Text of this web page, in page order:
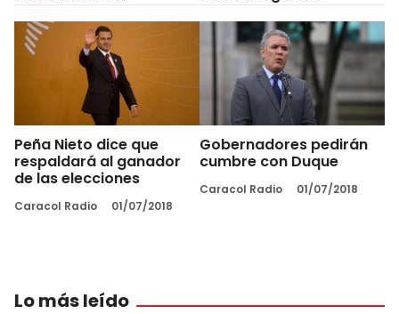
Peña Nieto dice que
respaldará al ganador
de las elecciones
Caracol Radio 01/07/2018
Gobernadores pedirán
cumbre con Duque
Caracol Radio 01/07/2018
Lo más leído